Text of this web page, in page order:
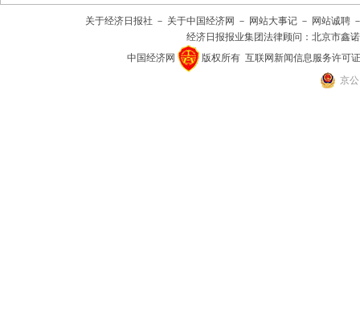
关于经济日报社 － 关于中国经济网 － 网站大事记 － 网站诚聘
经济日报报业集团法律顾问： 北京市鑫
中国经济网
版权所有 互联网新闻信息服务许可证
京公